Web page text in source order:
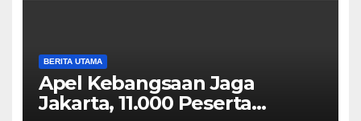
BERITA UTAMA
Apel Kebangsaan Jaga
Jakarta, 11.000 Peserta